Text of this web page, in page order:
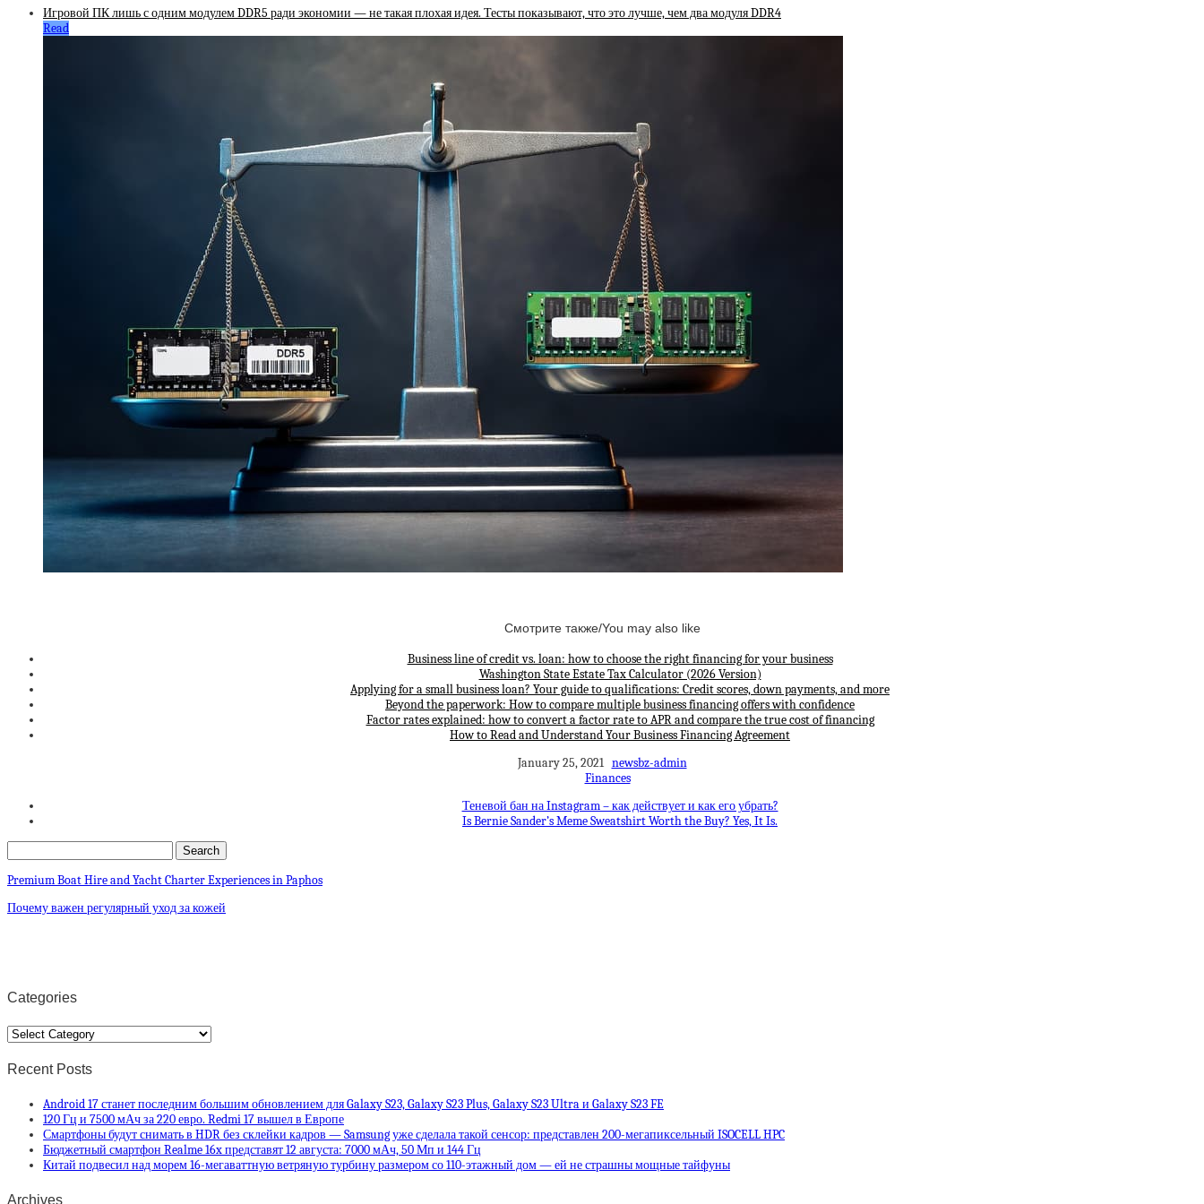
Игровой ПК лишь с одним модулем DDR5 ради экономии — не такая плохая идея. Тесты показывают, что это лучше, чем два модуля DDR4
Read
Смотрите также/You may also like
Business line of credit vs. loan: how to choose the right financing for your business
Washington State Estate Tax Calculator (2026 Version)
Applying for a small business loan? Your guide to qualifications: Credit scores, down payments, and more
Beyond the paperwork: How to compare multiple business financing offers with confidence
Factor rates explained: how to convert a factor rate to APR and compare the true cost of financing
How to Read and Understand Your Business Financing Agreement
January 25, 2021 newsbz-admin
Finances
Теневой бан на Instagram – как действует и как его убрать?
Is Bernie Sander’s Meme Sweatshirt Worth the Buy? Yes, It Is.
Premium Boat Hire and Yacht Charter Experiences in Paphos
Почему важен регулярный уход за кожей
Categories
Categories
Recent Posts
Android 17 станет последним большим обновлением для Galaxy S23, Galaxy S23 Plus, Galaxy S23 Ultra и Galaxy S23 FE
120 Гц и 7500 мАч за 220 евро. Redmi 17 вышел в Европе
Смартфоны будут снимать в HDR без склейки кадров — Samsung уже сделала такой сенсор: представлен 200-мегапиксельный ISOCELL HPC
Бюджетный смартфон Realme 16x представят 12 августа: 7000 мАч, 50 Мп и 144 Гц
Китай подвесил над морем 16-мегаваттную ветряную турбину размером со 110-этажный дом — ей не страшны мощные тайфуны
Archives